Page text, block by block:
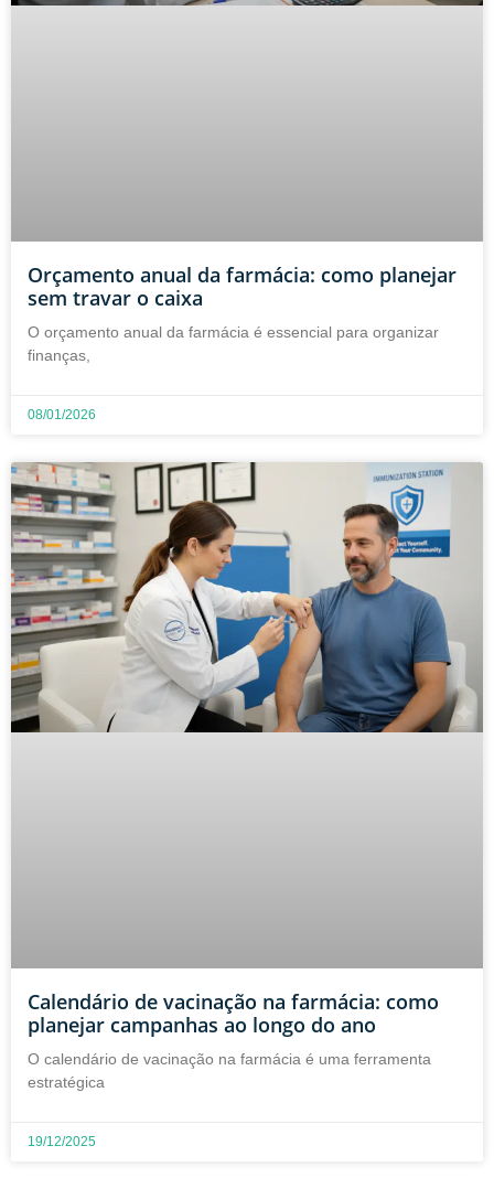
Orçamento anual da farmácia: como planejar
sem travar o caixa
O orçamento anual da farmácia é essencial para organizar
finanças,
08/01/2026
Calendário de vacinação na farmácia: como
planejar campanhas ao longo do ano
O calendário de vacinação na farmácia é uma ferramenta
estratégica
19/12/2025